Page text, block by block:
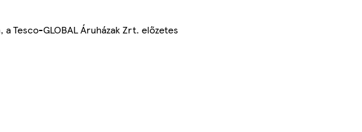
Tesco-GLOBAL Áruházak Zrt. előzetes